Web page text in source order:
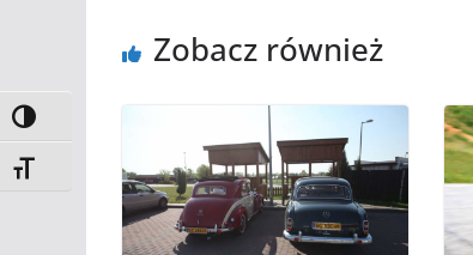
Toggle High Contrast
Toggle Font size
Zobacz również